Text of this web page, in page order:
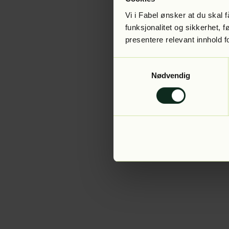
Vi i Fabel ønsker at du skal
funksjonalitet og sikkerhet,
presentere relevant innhold
Nødvendig
Application